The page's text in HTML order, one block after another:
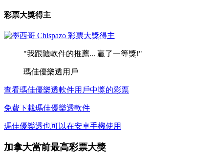
彩票大獎得主
"我跟隨軟件的推薦... 贏了一等獎!"
瑪佳優樂透用戶
查看瑪佳優樂透軟件用戶中獎的彩票
免費下載瑪佳優樂透軟件
瑪佳優樂透也可以在安卓手機使用
加拿大當前最高彩票大獎